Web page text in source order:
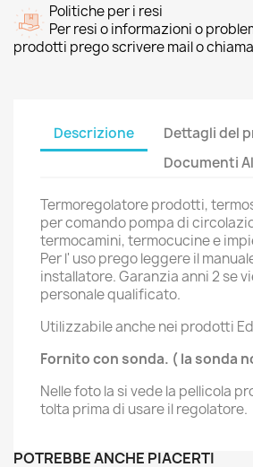
Politiche per i resi
Per resi o informazioni o
prodotti prego scrivere mail o
Descrizione
Dettagli del
Documenti
Termoregolatore prodotti,
per comando pompa di
termocamini, termocucine e
Per l' uso prego leggere il
installatore. Garanzia anni 2 se
personale qualificato.
Utilizzabile anche nei prodotti
Fornito con sonda. ( la sonda
Nelle foto la si vede la pellicola
tolta prima di usare il regolatore.
POTREBBE ANCHE PIACERTI